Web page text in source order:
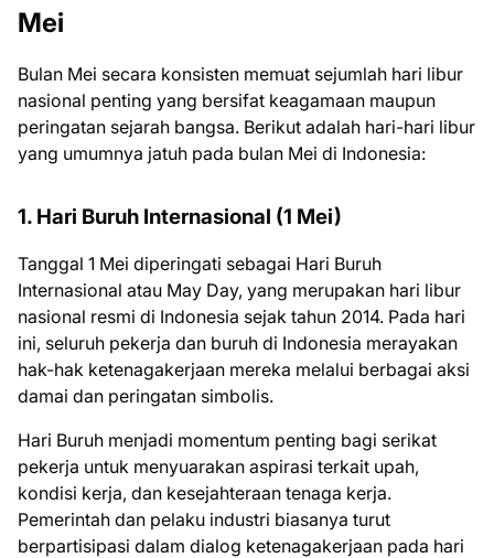
Mei
Bulan Mei secara konsisten memuat sejumlah hari libur
nasional penting yang bersifat keagamaan maupun
peringatan sejarah bangsa. Berikut adalah hari-hari libur
yang umumnya jatuh pada bulan Mei di Indonesia:
1. Hari Buruh Internasional (1 Mei)
Tanggal 1 Mei diperingati sebagai Hari Buruh
Internasional atau May Day, yang merupakan hari libur
nasional resmi di Indonesia sejak tahun 2014. Pada hari
ini, seluruh pekerja dan buruh di Indonesia merayakan
hak-hak ketenagakerjaan mereka melalui berbagai aksi
damai dan peringatan simbolis.
Hari Buruh menjadi momentum penting bagi serikat
pekerja untuk menyuarakan aspirasi terkait upah,
kondisi kerja, dan kesejahteraan tenaga kerja.
Pemerintah dan pelaku industri biasanya turut
berpartisipasi dalam dialog ketenagakerjaan pada hari